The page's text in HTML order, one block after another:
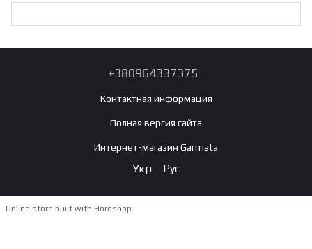
+380964337375
Контактная информация
Полная версия сайта
Интернет-магазин Garmata
Укр Рус
Online store built with Horoshop